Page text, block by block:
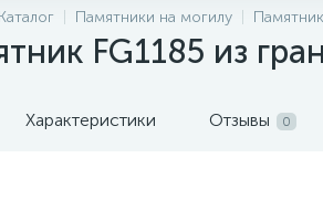
Каталог Памятники на могилу
FG1185 из
Характеристики Отзывы 0